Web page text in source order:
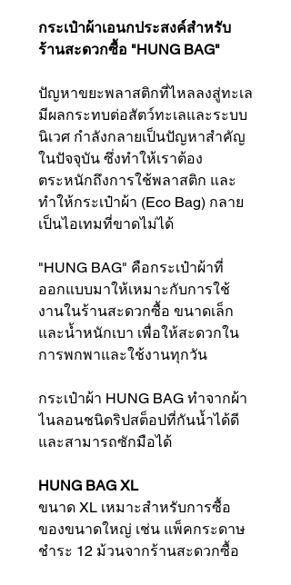
กระเป๋าผ้าเอนกประสงค์สำหรับ
ร้านสะดวกซื้อ "HUNG BAG"
ปัญหาขยะพลาสติกที่ไหลลงสู่ทะเล
มีผลกระทบต่อสัตว์ทะเลและระบบ
นิเวศ กำลังกลายเป็นปัญหาสำคัญ
ในปัจจุบัน ซึ่งทำให้เราต้อง
ตระหนักถึงการใช้พลาสติก และ
ทำให้กระเป๋าผ้า (Eco Bag) กลาย
เป็นไอเทมที่ขาดไม่ได้
"HUNG BAG" คือกระเป๋าผ้าที่
ออกแบบมาให้เหมาะกับการใช้
งานในร้านสะดวกซื้อ ขนาดเล็ก
และน้ำหนักเบา เพื่อให้สะดวกใน
การพกพาและใช้งานทุกวัน
กระเป๋าผ้า HUNG BAG ทำจากผ้า
ไนลอนชนิดริปสต็อปที่กันน้ำได้ดี
และสามารถซักมือได้
HUNG BAG XL
ขนาด XL เหมาะสำหรับการซื้อ
ของขนาดใหญ่ เช่น แพ็คกระดาษ
ชำระ 12 ม้วนจากร้านสะดวกซื้อ